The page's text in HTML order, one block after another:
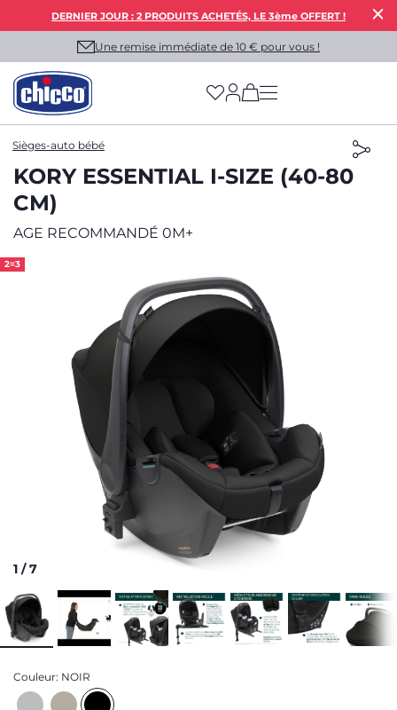
DERNIER JOUR : 2 PRODUITS ACHETÉS, LE 3ème OFFERT !
Une remise immédiate de 10 € pour vous !
(has more options
Sièges-auto bébé
KORY ESSENTIAL I-SIZE (40-80
CM)
AGE RECOMMANDÉ 0M+
2=3
1 /7
Couleur: NOIR